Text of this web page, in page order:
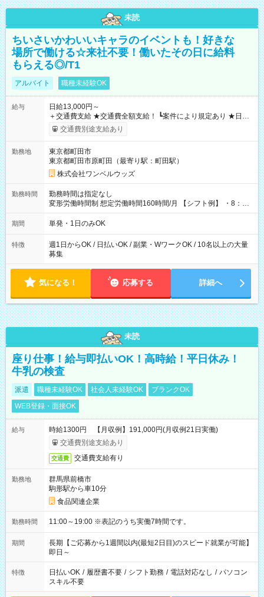
未読
ちいさいかわいいキャラのイベントも！好きな
場所で働ける☆来社不要！働いたその日に給料
もらえる◎/T1
アルバイト 職種未経験OK
給与
日給13,000円～
＋交通費支給 ★交通費全額支給！ ┗案件により規定あり ★日払
いOK！（規定あり） ┗働いたその日に現金GET♪ お仕事後はコ
ンビニATMから 日払い分を引き落とせます！ 【試用期間】試
交通費別途支給あり
勤務地
東京都町田市
東京都町田市原町田（最寄り駅：町田駅）
株式会社ワンベルウッズ
勤務時間
勤務時間は指定なし
変形労働時間制 想定労働時間160時間/月 【シフト例】 ・8：00
～21：00
期間 単発・1日のみOK
特徴
週1日からOK / 日払いOK / 副業・WワークOK / 10名以上の大量
募集
気になる！ 応募する 詳細へ
未読
座り仕事！給与即払いOK！高時給！平日休み！
牛乳の検査
派遣 職種未経験OK 社会人未経験OK
ブランクOK
WEB登録・面接OK
給与
時給1300円 【月収例】191,000円(月収例21日実働)
交通費別途支給あり
交通費 交通費支給有り
勤務地
群馬県前橋市
駒形駅から車10分
食品関連企業
勤務時間 11:00～19:00 ※表記のうち実働7時間です。
期間
長期【ご応募から1週間以内(最短2日目)のスピード就業が可能】
即日～
特徴 日払いOK / 履歴書不要 / シフト勤務 / 電話対応なし / パソコン
スキル不要